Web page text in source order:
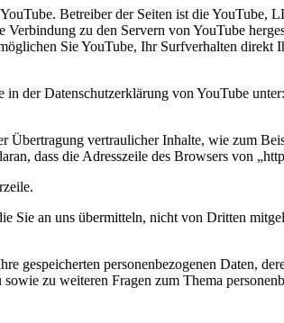
Betreiber der Seiten ist die
Verbindung zu den Servern von YouTube
Sie YouTube, Ihr Surfverhalten
der Datenschutzerklärung von YouTube
Übertragung vertraulicher Inhalte, wie zum
dass die Adresszeile des Browsers von
Sie an uns übermitteln, nicht von Dritten
gespeicherten personenbezogenen Daten,
zu weiteren Fragen zum Thema